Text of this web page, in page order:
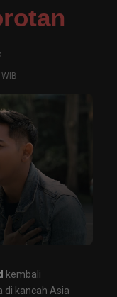
kembali
di kancah Asia